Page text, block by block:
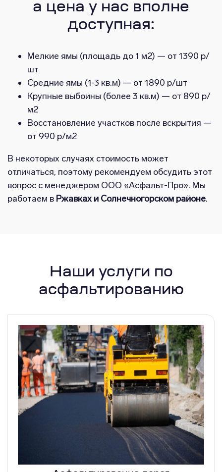
а цена у нас вполне
доступная:
Мелкие ямы (площадь до 1 м2) — от 1390 р/
шт
Средние ямы (1-3 кв.м) — от 1890 р/шт
Крупные выбоины (более 3 кв.м) — от 890 р/
м2
Восстановление участков после вскрытия —
от 990 р/м2
В некоторых случаях стоимость может
отличаться, поэтому рекомендуем обсудить этот
вопрос с менеджером ООО «Асфальт-Про». Мы
работаем в Ржавках и Солнечногорском районе.
Наши услуги по
асфальтированию